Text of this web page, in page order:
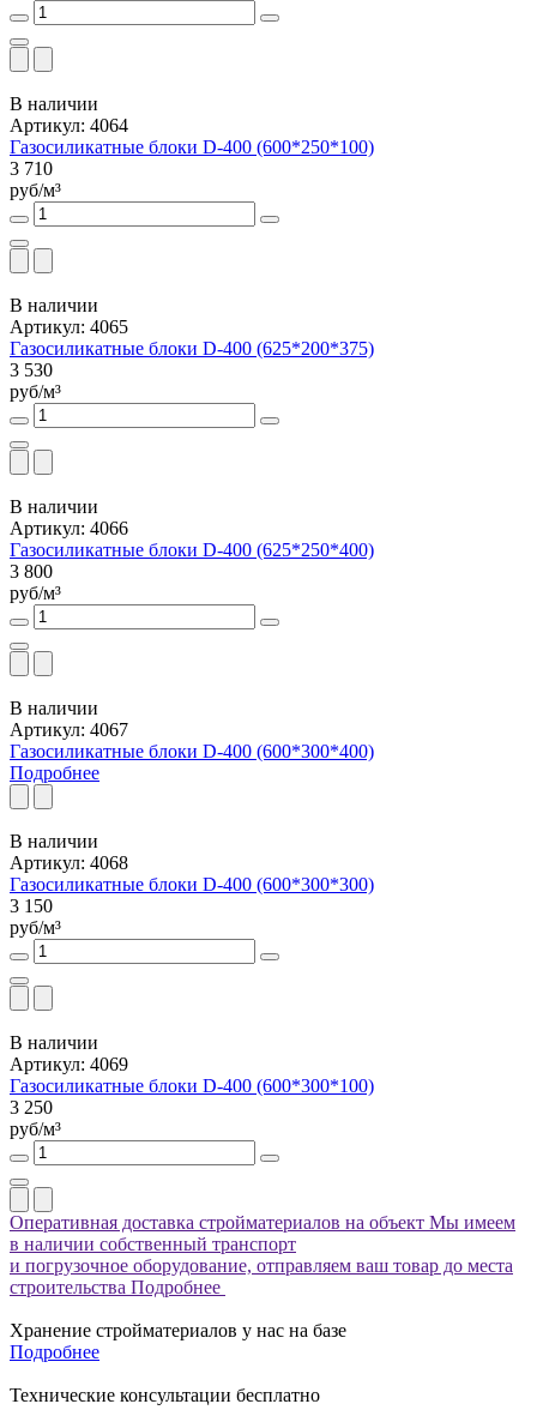
В наличии
Артикул: 4064
Газосиликатные блоки D-400 (600*250*100)
3 710
руб/м³
В наличии
Артикул: 4065
Газосиликатные блоки D-400 (625*200*375)
3 530
руб/м³
В наличии
Артикул: 4066
Газосиликатные блоки D-400 (625*250*400)
3 800
руб/м³
В наличии
Артикул: 4067
Газосиликатные блоки D-400 (600*300*400)
Подробнее
В наличии
Артикул: 4068
Газосиликатные блоки D-400 (600*300*300)
3 150
руб/м³
В наличии
Артикул: 4069
Газосиликатные блоки D-400 (600*300*100)
3 250
руб/м³
Оперативная доставка стройматериалов на объект Мы имеем
в наличии собственный транспорт
и погрузочное оборудование, отправляем ваш товар до места
строительства Подробнее
Хранение стройматериалов у нас на базе
Подробнее
Технические консультации бесплатно